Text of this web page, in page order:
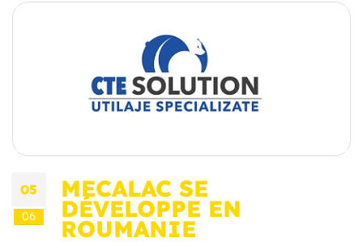
05
06
MECALAC SE
DÉVELOPPE EN
ROUMANIE